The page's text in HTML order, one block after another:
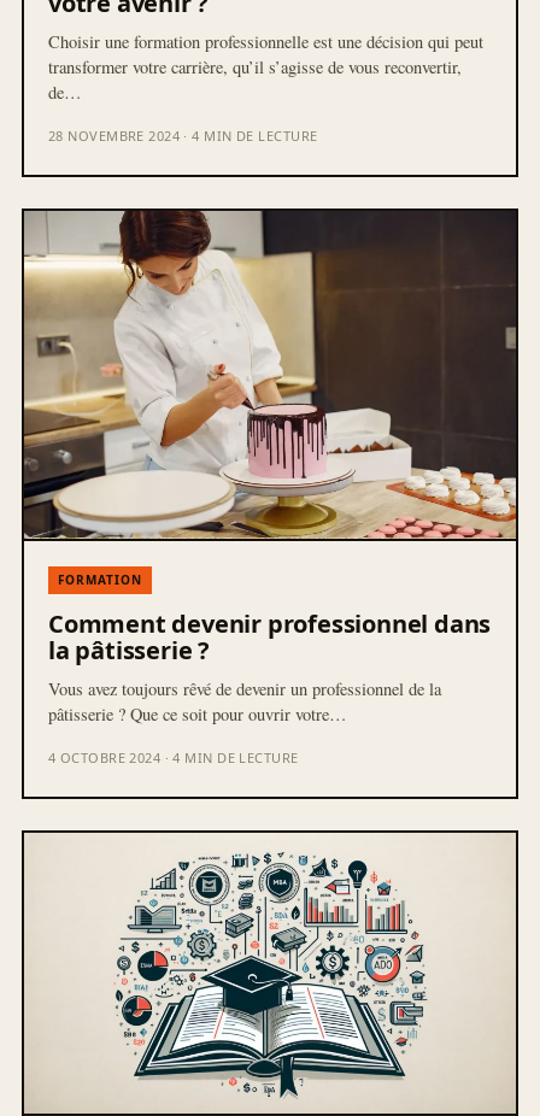
Choisir une formation professionnelle est une décision qui peut
transformer votre carrière, qu’il s’agisse de vous reconvertir,
de…
28 NOVEMBRE 2024 · 4 MIN DE LECTURE
FORMATION
Comment devenir professionnel dans
la pâtisserie ?
Vous avez toujours rêvé de devenir un professionnel de la
pâtisserie ? Que ce soit pour ouvrir votre…
4 OCTOBRE 2024 · 4 MIN DE LECTURE